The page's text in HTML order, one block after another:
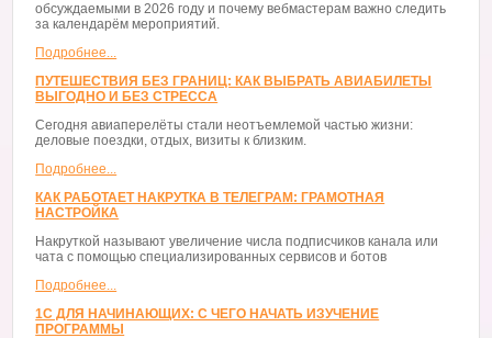
обсуждаемыми в 2026 году и почему вебмастерам важно следить
за календарём мероприятий.
Подробнее...
ПУТЕШЕСТВИЯ БЕЗ ГРАНИЦ: КАК ВЫБРАТЬ АВИАБИЛЕТЫ
ВЫГОДНО И БЕЗ СТРЕССА
Сегодня авиаперелёты стали неотъемлемой частью жизни:
деловые поездки, отдых, визиты к близким.
Подробнее...
КАК РАБОТАЕТ НАКРУТКА В ТЕЛЕГРАМ: ГРАМОТНАЯ
НАСТРОЙКА
Накруткой называют увеличение числа подписчиков канала или
чата с помощью специализированных сервисов и ботов
Подробнее...
1С ДЛЯ НАЧИНАЮЩИХ: С ЧЕГО НАЧАТЬ ИЗУЧЕНИЕ
ПРОГРАММЫ